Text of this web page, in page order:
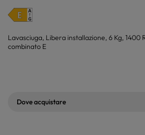
Lavasciuga, Libera installazione, 6 Kg, 1400
combinato E
Dove acquistare